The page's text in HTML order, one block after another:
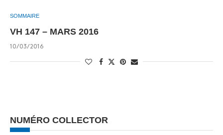
SOMMAIRE
VH 147 – MARS 2016
10/03/2016
NUMÉRO COLLECTOR